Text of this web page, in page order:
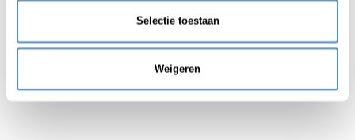
Selectie toestaan
Weigeren